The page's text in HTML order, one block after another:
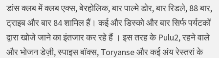
डांस क्लब में क्लब एक्स, बेरहोलिक, बार पाल्मे डोर, बार रिडले, 88 बार,
ट्राइब और बार 84 शामिल हैं। कई और डिस्को और बार सिर्फ पर्यटकों
द्वारा खोजे जाने का इंतजार कर रहे हैं । इस तरह के Pulu2, रहने वाले
और भोजन डेज़ी, स्पाइस बॉक्स, Toryanse और कई अंय रेस्तरां के